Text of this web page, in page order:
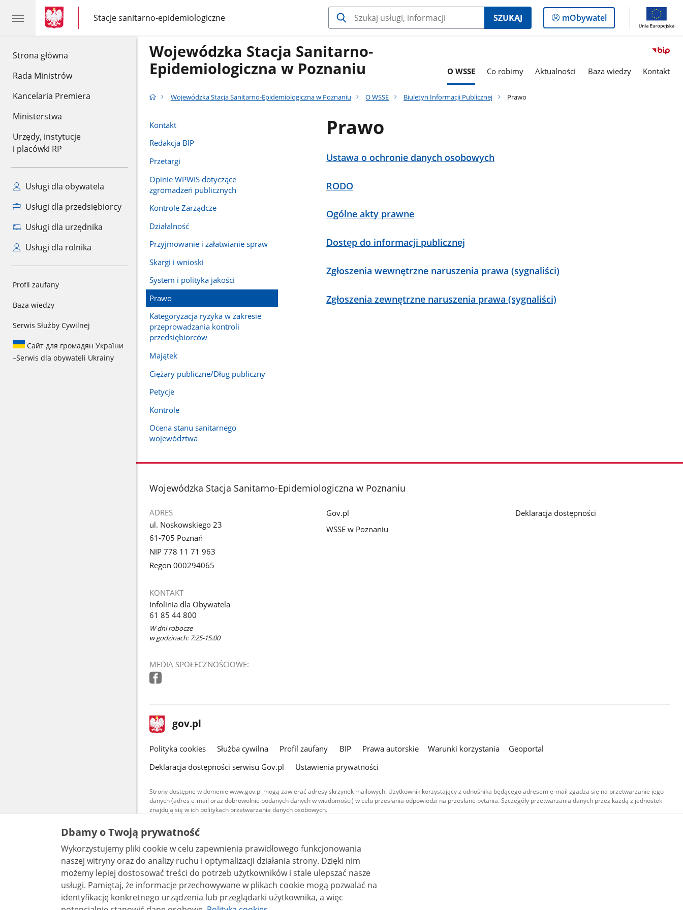
Strona główna
Rada Ministrów
Kancelaria Premiera
Ministerstwa
Urzędy, instytucje
i placówki RP
Usługi dla obywatela
Usługi dla przedsiębiorcy
Usługi dla urzędnika
Usługi dla rolnika
Profil zaufany
Baza wiedzy
Serwis Służby Cywilnej
Сайт для громадян України
–Serwis dla obywateli Ukrainy
gov.pl
gov.pl
Stacje sanitarno-epidemiologiczne
gov.pl
Stacje
sanitarno-
epidemiologiczne
SZUKAJ
Logowanie
do
mObywatel
Wojewódzka Stacja Sanitarno-
Epidemiologiczna w Poznaniu
O WSSE Co robimy Aktualności Baza wiedzy Kontakt
Wojewódzka Stacja Sanitarno-Epidemiologiczna w Poznaniu O WSSE Biuletyn Informacji Publicznej Prawo
Kontakt
Redakcja BIP
Przetargi
Opinie WPWIS dotyczące
zgromadzeń publicznych
Kontrole Zarządcze
Działalność
Przyjmowanie i załatwianie spraw
Skargi i wnioski
System i polityka jakości
Prawo
Kategoryzacja ryzyka w zakresie
przeprowadzania kontroli
przedsiębiorców
Majątek
Ciężary publiczne/Dług publiczny
Petycje
Kontrole
Ocena stanu sanitarnego
województwa
Prawo
Ustawa o ochronie danych osobowych
RODO
Ogólne akty prawne
Dostęp do informacji publicznej
Zgłoszenia wewnętrzne naruszenia prawa (sygnaliści)
Zgłoszenia zewnętrzne naruszenia prawa (sygnaliści)
stopka
Wojewódzka Stacja Sanitarno-Epidemiologiczna w Poznaniu
ADRES
ul. Noskowskiego 23
61-705 Poznań
NIP 778 11 71 963
Regon 000294065
KONTAKT
Infolinia dla Obywatela
61 85 44 800
W dni robocze
w godzinach: 7:25-15:00
MEDIA SPOŁECZNOŚCIOWE:
Gov.pl
WSSE w Poznaniu
Deklaracja dostępności
stopka
gov.pl Strona
gov.pl
gov.pl
Polityka cookies Służba cywilna Profil zaufany BIP Prawa autorskie Warunki korzystania
Geoportal
Deklaracja dostępności serwisu Gov.pl
Ustawienia prywatności
Strony dostępne w domenie www.gov.pl mogą zawierać adresy skrzynek mailowych. Użytkownik korzystający z odnośnika będącego adresem e-mail zgadza się na przetwarzanie jego
danych (adres e-mail oraz dobrowolnie podanych danych w wiadomości) w celu przesłania odpowiedzi na przesłane pytania. Szczegóły przetwarzania danych przez każdą z jednostek
znajdują się w ich politykach przetwarzania danych osobowych.
Treści tekstowe publikowane w serwisie (z wyłączeniem treści audiowizualnych), są
udostępniane na licencji typu Creative Commons: uznanie autorstwa - na tych samych
warunkach 4.0 (CC BY-SA 4.0). Materiały audiowizualne, w tym zdjęcia, materiały audio i wideo,
są udostępniane na licencji typu Creative Commons: uznanie autorstwa użycie niekomercyjne -
bez utworów zależnych 4.0 (CC BY-NC-ND 4.0), o ile nie jest to stwierdzone inaczej.
Dbamy o Twoją prywatność
Wykorzystujemy pliki cookie w celu zapewnienia prawidłowego funkcjonowania
naszej witryny oraz do analizy ruchu i optymalizacji działania strony. Dzięki nim
możemy lepiej dostosować treści do potrzeb użytkowników i stale ulepszać nasze
usługi. Pamiętaj, że informacje przechowywane w plikach cookie mogą pozwalać na
identyfikację konkretnego urządzenia lub przeglądarki użytkownika, a więc